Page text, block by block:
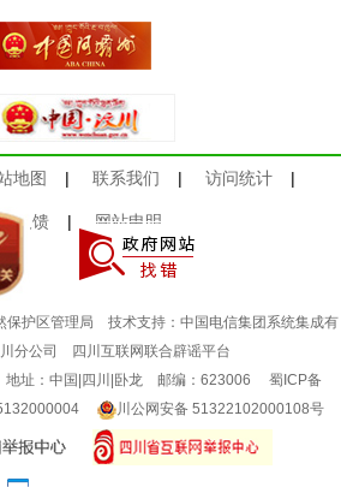
地图 | 联系我们 | 访问统计 |
反馈 | 网站申明
保护区管理局 技术支持：中国电信集团系统集成有
川分公司
四川互联网联合辟谣平台
址：中国|四川|卧龙 邮编：623006 蜀ICP备
川公网安备 51322102000108号